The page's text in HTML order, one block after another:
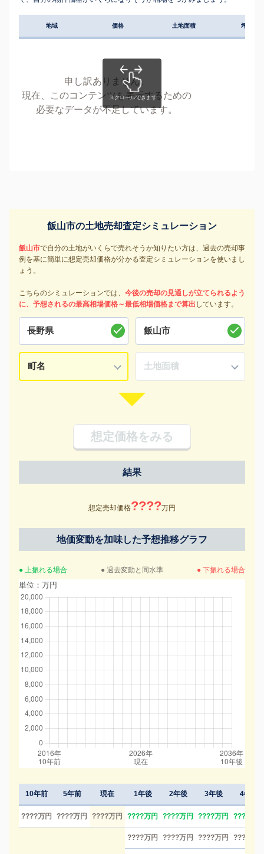
地域 価格 土地面積 坪単価
申し訳ありません。
現在、このコンテンツを表示するための
必要なデータが不足しています。
飯山市の土地売却査定シミュレーション
飯山市で自分の土地がいくらで売れそうか知りたい方は、過去の売却事
例を基に簡単に想定売却価格が分かる査定シミュレーションを使いまし
ょう。
こちらのシミュレーションでは、 今後の売却の見通しが立てられるよう
に、予想されるの最高相場価格～最低相場価格まで算出 しています。
想定価格をみる
結果
想定売却価格????万円
地価変動を加味した予想推移グラフ
● 上振れる場合 ● 過去変動と同水準 ● 下振れる場合
単位：万円
10年前 5年前 現在
????万円 ????万円 ????万円
1年後 2年後 3年後 4年後
????万円 ????万円 ????万円 ????万円
????万円 ????万円 ????万円 ????万円